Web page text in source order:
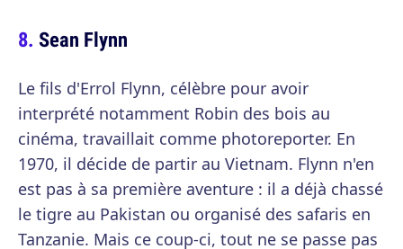
Sean Flynn
Le fils d'Errol Flynn, célèbre pour avoir
interprété notamment Robin des bois au
cinéma, travaillait comme photoreporter. En
1970, il décide de partir au Vietnam. Flynn n'en
est pas à sa première aventure : il a déjà chassé
le tigre au Pakistan ou organisé des safaris en
Tanzanie. Mais ce coup-ci, tout ne se passe pas